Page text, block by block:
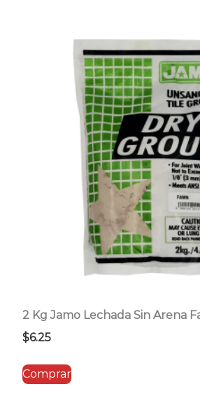
2 Kg Jamo Lechada Sin Arena
$6.25
Comprar